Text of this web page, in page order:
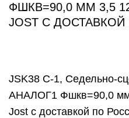
ФШКВ=90,0 ММ 3,5
JOST С
JSK38 C-1, Седельно-
АНАЛОГ1 Фшкв=90,0
Jost с доставкой по